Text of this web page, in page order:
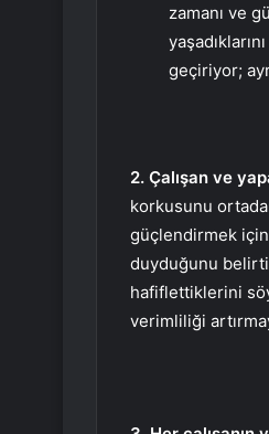
zamanı ve
geçiriyor;
2. Çalışan ve
korkusunu
güçlendirmek için
duyduğunu
hafiflettiklerini
verimliliği